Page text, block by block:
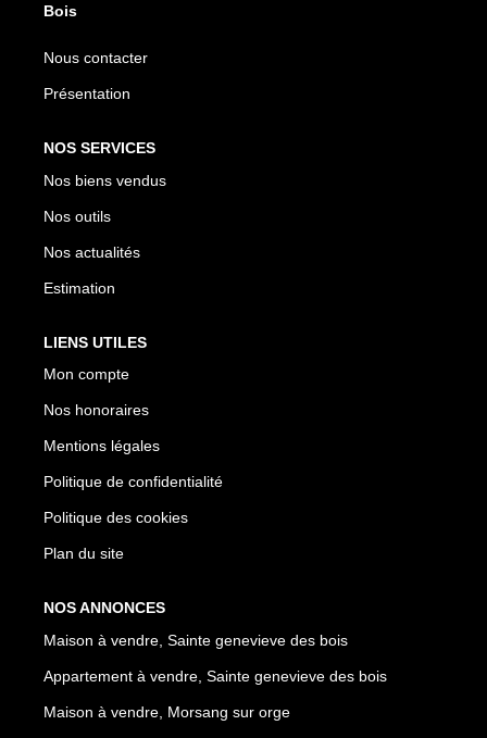
Bois
Nous contacter
Présentation
NOS SERVICES
Nos biens vendus
Nos outils
Nos actualités
Estimation
LIENS UTILES
Mon compte
Nos honoraires
Mentions légales
Politique de confidentialité
Politique des cookies
Plan du site
NOS ANNONCES
Maison à vendre, Sainte genevieve des bois
Appartement à vendre, Sainte genevieve des bois
Maison à vendre, Morsang sur orge